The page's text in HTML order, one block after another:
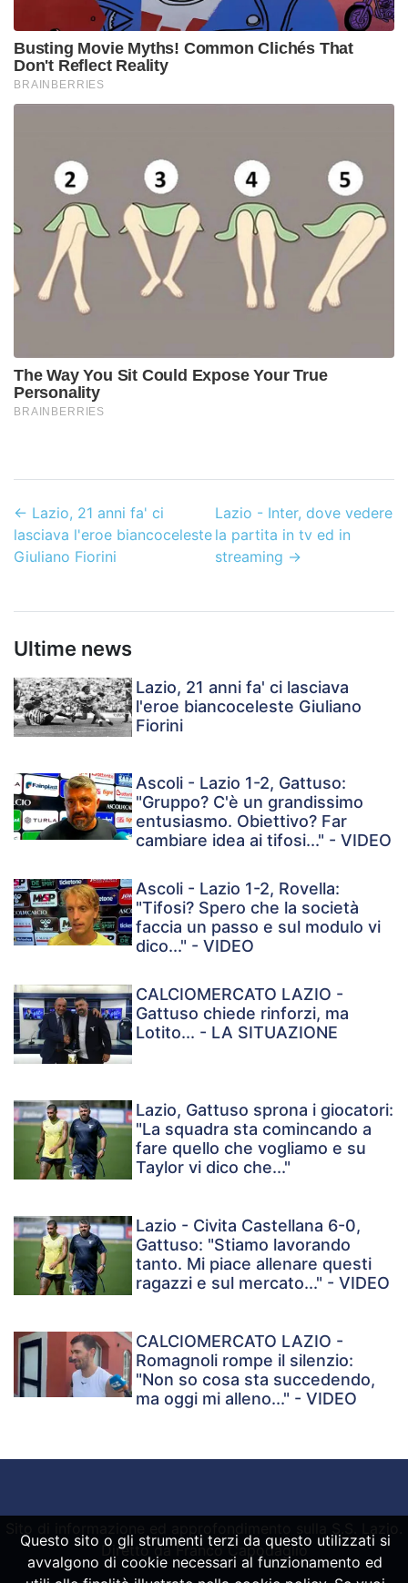
← Lazio, 21 anni fa' ci
lasciava l'eroe biancoceleste
Giuliano Fiorini
Lazio - Inter, dove vedere
la partita in tv ed in
streaming →
Ultime news
Lazio, 21 anni fa' ci lasciava
l'eroe biancoceleste Giuliano
Fiorini
Ascoli - Lazio 1-2, Gattuso:
"Gruppo? C'è un grandissimo
entusiasmo. Obiettivo? Far
cambiare idea ai tifosi..." - VIDEO
Ascoli - Lazio 1-2, Rovella:
"Tifosi? Spero che la società
faccia un passo e sul modulo vi
dico..." - VIDEO
CALCIOMERCATO LAZIO -
Gattuso chiede rinforzi, ma
Lotito... - LA SITUAZIONE
Lazio, Gattuso sprona i giocatori:
"La squadra sta comincando a
fare quello che vogliamo e su
Taylor vi dico che..."
Lazio - Civita Castellana 6-0,
Gattuso: "Stiamo lavorando
tanto. Mi piace allenare questi
ragazzi e sul mercato..." - VIDEO
CALCIOMERCATO LAZIO -
Romagnoli rompe il silenzio:
"Non so cosa sta succedendo,
ma oggi mi alleno..." - VIDEO
Diretto da Franco Capodaglio
Questo sito o gli strumenti terzi da questo utilizzati si
avvalgono di cookie necessari al funzionamento ed